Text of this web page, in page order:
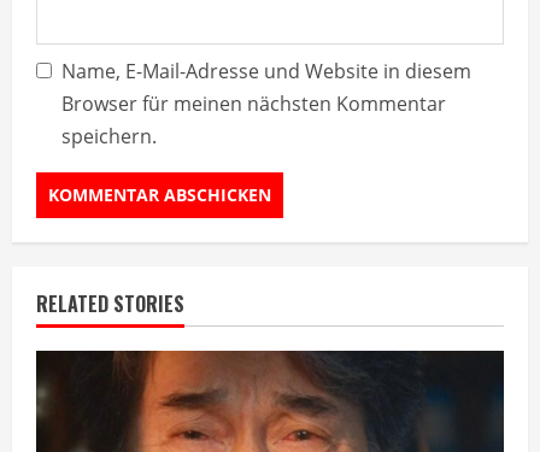
Name, E-Mail-Adresse und Website in diesem
Browser für meinen nächsten Kommentar
speichern.
RELATED STORIES